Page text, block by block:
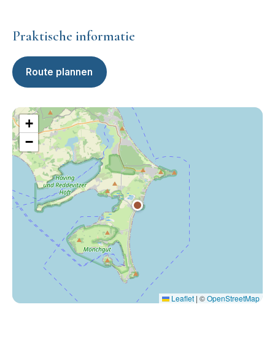
Praktische informatie
Route plannen
+
−
Leaflet | ©OpenStreetMap